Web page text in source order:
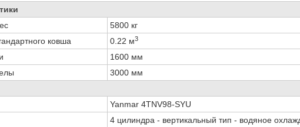
5800 кг
ковша 0.22 м3
1600 мм
3000 мм
Yanmar 4TNV98-SYU
4 цилиндра - вертикальный тип - водяное